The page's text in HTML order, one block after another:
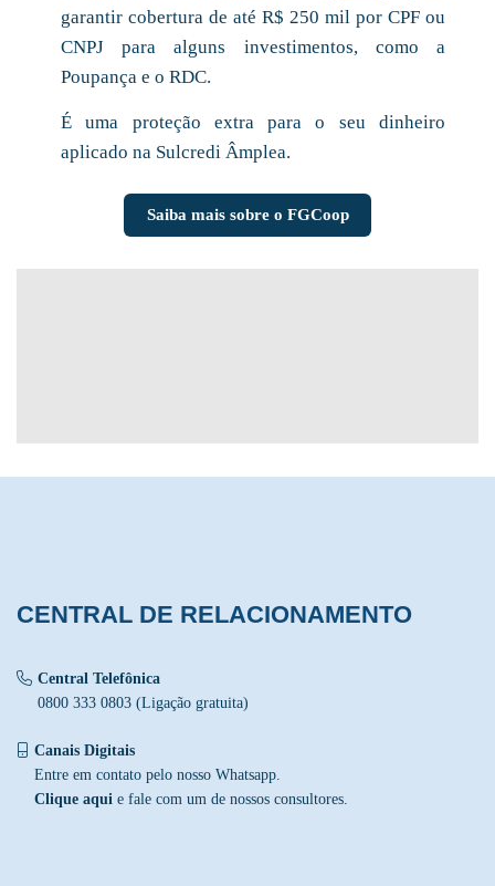
garantir cobertura de até R$ 250 mil por CPF ou
CNPJ para alguns investimentos, como a
Poupança e o RDC.
É uma proteção extra para o seu dinheiro
aplicado na Sulcredi Âmplea.
Saiba mais sobre o FGCoop
CENTRAL DE RELACIONAMENTO
Central Telefônica
0800 333 0803 (Ligação gratuita)
Canais Digitais
Entre em contato pelo nosso Whatsapp.
Clique aqui e fale com um de nossos consultores.